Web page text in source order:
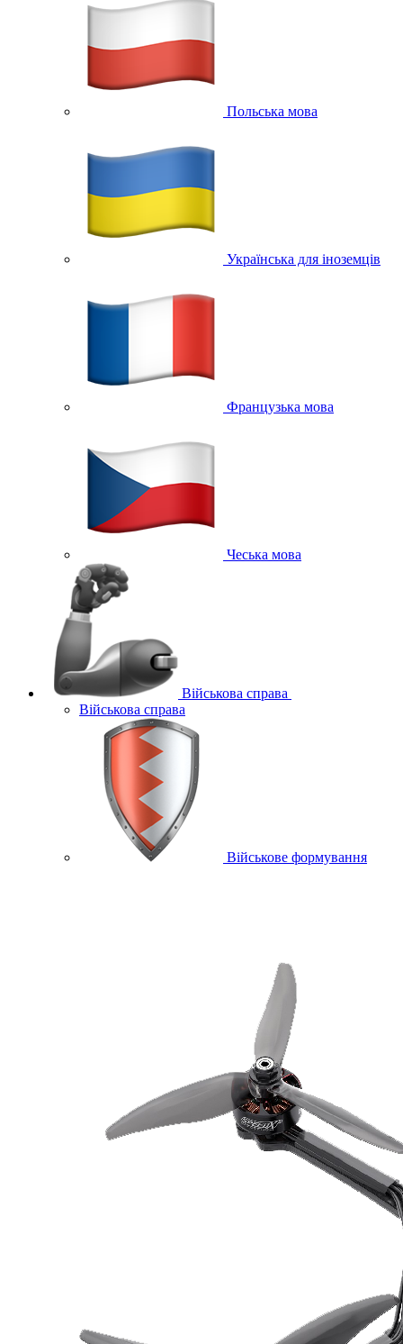
Польська мова
Українська для іноземців
Французька мова
Чеська мова
Військова справа
Військова справа
Військове формування